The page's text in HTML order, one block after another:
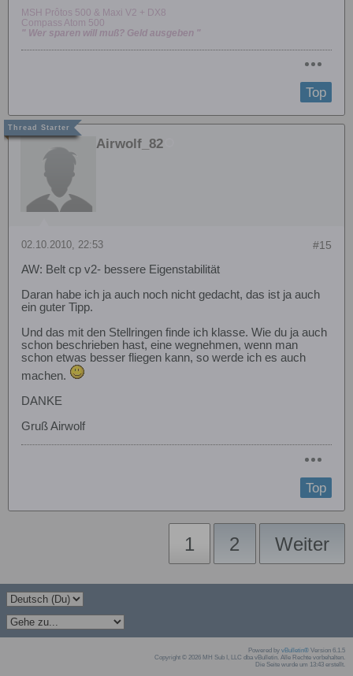
MSH Prôtos 500 & Maxi V2 + DX8
Compass Atom 500
" Wer sparen will muß? Geld ausgeben "
Top
Airwolf_82
#15
02.10.2010, 22:53
AW: Belt cp v2- bessere Eigenstabilität
Daran habe ich ja auch noch nicht gedacht, das ist ja auch
ein guter Tipp.
Und das mit den Stellringen finde ich klasse. Wie du ja auch
schon beschrieben hast, eine wegnehmen, wenn man
schon etwas besser fliegen kann, so werde ich es auch
machen.
DANKE
Gruß Airwolf
Top
1 2 Weiter
Powered by vBulletin® Version 6.1.5
Copyright © 2026 MH Sub I, LLC dba vBulletin. Alle Rechte vorbehalten.
Die Seite wurde um 13:43 erstellt.